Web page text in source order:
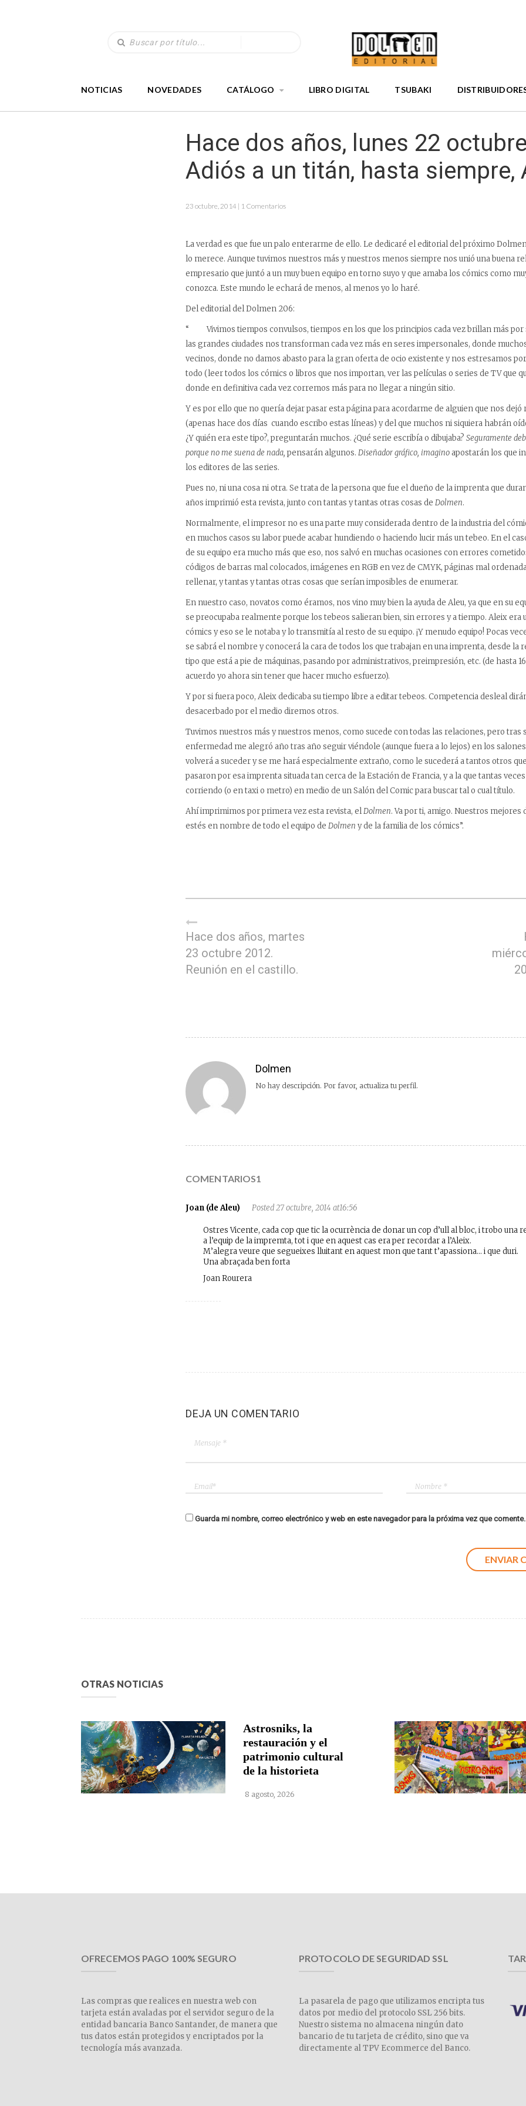
NOTICIAS NOVEDADES CATÁLOGO LIBRO DIGITAL TSUBAKI
Hace dos años, lunes 22
Adiós a un titán, hasta siempre,
23 octubre, 2014 | 1 Comentarios
La verdad es que fue un palo enterarme de ello. Le dedicaré el editorial del próximo
lo merece. Aunque tuvimos nuestros más y nuestros menos siempre nos unió una buena
empresario que juntó a un muy buen equipo en torno suyo y que amaba los cómics como
conozca. Este mundo le echará de menos, al menos yo lo haré.
Del editorial del Dolmen 206:
“ Vivimos tiempos convulsos, tiempos en los que los principios cada vez brillan más por
las grandes ciudades nos transforman cada vez más en seres impersonales, donde
vecinos, donde no damos abasto para la gran oferta de ocio existente y nos estresamos
todo (leer todos los cómics o libros que nos importan, ver las películas o series de TV que
donde en definitiva cada vez corremos más para no llegar a ningún sitio.
Y es por ello que no quería dejar pasar esta página para acordarme de alguien que nos
(apenas hace dos días cuando escribo estas líneas) y del que muchos ni siquiera habrán
¿Y quién era este tipo?, preguntarán muchos. ¿Qué serie escribía o dibujaba? Seguramente
porque no me suena de nada, pensarán algunos. Diseñador gráfico, imaginoapostarán los que
los editores de las series.
Pues no, ni una cosa ni otra. Se trata de la persona que fue el dueño de la imprenta que
años imprimió esta revista, junto con tantas y tantas otras cosas de Dolmen.
Normalmente, el impresor no es una parte muy considerada dentro de la industria del
en muchos casos su labor puede acabar hundiendo o haciendo lucir más un tebeo. En el
de su equipo era mucho más que eso, nos salvó en muchas ocasiones con errores
códigos de barras mal colocados, imágenes en RGB en vez de CMYK, páginas mal
rellenar, y tantas y tantas otras cosas que serían imposibles de enumerar.
En nuestro caso, novatos como éramos, nos vino muy bien la ayuda de Aleu, ya que en su
se preocupaba realmente porque los tebeos salieran bien, sin errores y a tiempo. Aleix era
cómics y eso se le notaba y lo transmitía al resto de su equipo. ¡Y menudo equipo! Pocas
se sabrá el nombre y conocerá la cara de todos los que trabajan en una imprenta, desde la
tipo que está a pie de máquinas, pasando por administrativos, preimpresión, etc. (de hasta
acuerdo yo ahora sin tener que hacer mucho esfuerzo).
Y por si fuera poco, Aleix dedicaba su tiempo libre a editar tebeos. Competencia desleal
desacerbado por el medio diremos otros.
Tuvimos nuestros más y nuestros menos, como sucede con todas las relaciones, pero tras
enfermedad me alegró año tras año seguir viéndole (aunque fuera a lo lejos) en los
volverá a suceder y se me hará especialmente extraño, como le sucederá a tantos otros
pasaron por esa imprenta situada tan cerca de la Estación de Francia, y a la que tantas
corriendo (o en taxi o metro) en medio de un Salón del Comic para buscar tal o cual título.
Ahí imprimimos por primera vez esta revista, elDolmen. Va por ti, amigo. Nuestros mejores
estés en nombre de todo el equipo de Dolmen y de la familia de los cómics”.
Hace dos años, martes
23 octubre 2012.
Reunión en el castillo.
Dolmen
No hay descripción. Por favor, actualiza tu perfil.
COMENTARIOS1
Joan (de Aleu) Posted 27 octubre, 2014 at16:56
Ostres Vicente, cada cop que tic la ocurrència de donar un cop d’ull al bloc, i trobo una
a l’equip de la impremta, tot i que en aquest cas era per recordar a l’Aleix.
M’alegra veure que segueixes lluitant en aquest mon que tant t’apassiona… i que duri.
Una abraçada ben forta
Joan Rourera
DEJA UN COMENTARIO
Guarda mi nombre, correo electrónico y web en este navegador para la próxima vez que comente.
OTRAS NOTICIAS
Astrosniks, la
restauración y el
patrimonio cultural
de la historieta
8 agosto, 2026
OFRECEMOS PAGO 100% SEGURO
Las compras que realices en nuestra web con
tarjeta están avaladas por el servidor seguro de la
entidad bancaria Banco Santander, de manera que
tus datos están protegidos y encriptados por la
tecnología más avanzada.
PROTOCOLO DE SEGURIDAD SSL
La pasarela de pago que utilizamos encripta tus
datos por medio del protocolo SSL 256 bits.
Nuestro sistema no almacena ningún dato
bancario de tu tarjeta de crédito, sino que va
directamente al TPV Ecommerce del Banco.